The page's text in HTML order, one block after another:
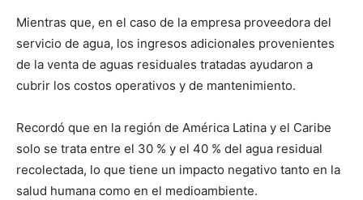
Mientras que, en el caso de la empresa proveedora del
servicio de agua, los ingresos adicionales provenientes
de la venta de aguas residuales tratadas ayudaron a
cubrir los costos operativos y de mantenimiento.
Recordó que en la región de América Latina y el Caribe
solo se trata entre el 30 % y el 40 % del agua residual
recolectada, lo que tiene un impacto negativo tanto en la
salud humana como en el medioambiente.